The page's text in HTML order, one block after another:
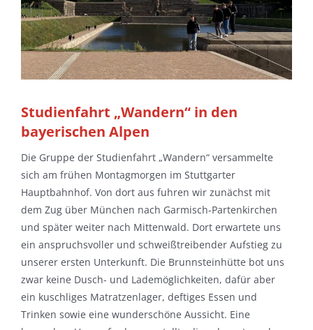
Studienfahrt „Wandern“ in den
bayerischen Alpen
Die Gruppe der Studienfahrt „Wandern“ versammelte
sich am frühen Montagmorgen im Stuttgarter
Hauptbahnhof. Von dort aus fuhren wir zunächst mit
dem Zug über München nach Garmisch-Partenkirchen
und später weiter nach Mittenwald. Dort erwartete uns
ein anspruchsvoller und schweißtreibender Aufstieg zu
unserer ersten Unterkunft. Die Brunnsteinhütte bot uns
zwar keine Dusch- und Lademöglichkeiten, dafür aber
ein kuschliges Matratzenlager, deftiges Essen und
Trinken sowie eine wunderschöne Aussicht. Eine